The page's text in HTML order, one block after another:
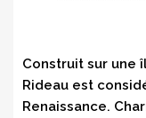
Construit sur une
Rideau est
Renaissance.